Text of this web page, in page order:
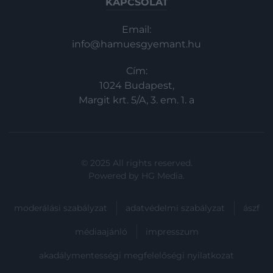
KAPCSOLAT
Email:
info@hamuesgyemant.hu
Cím:
1024 Budapest,
Margit krt. 5/A, 3. em. 1. a
© 2025 All rights reserved.
Powered by HG Media.
moderálási szabályzat adatvédelmi szabályzat ászf
médiaajánló impresszum
akadálymentességi megfelelőségi nyilatkozat